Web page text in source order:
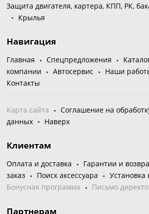
Защита двигателя, картера, КПП, РК,
Крылья
Навигация
Главная Спецпредложения
компании
Автосервис Наши
Контакты
Карта сайта
Соглашение на
данных
Наверх
Клиентам
Оплата и доставка Гарантии и
заказ
Поиск аксессуара
Установка
Бонусная программа
Письмо
Партнерам